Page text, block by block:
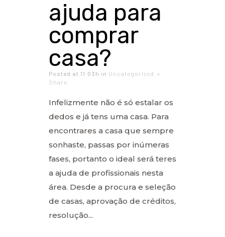
ajuda para
comprar
casa?
Posted at 11:03h in Uncategorized
Share
Infelizmente não é só estalar os
dedos e já tens uma casa. Para
encontrares a casa que sempre
sonhaste, passas por inúmeras
fases, portanto o ideal será teres
a ajuda de profissionais nesta
área. Desde a procura e seleção
de casas, aprovação de créditos,
resolução...